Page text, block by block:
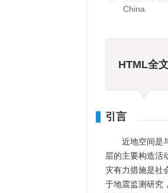
China
HTML全
引言
近地空间是
层的主要构造活
灾有力措施是社
于地震监测研究